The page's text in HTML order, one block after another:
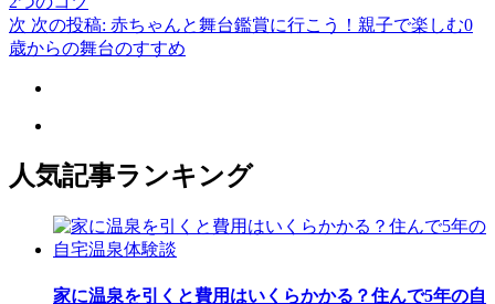
次 次の投稿: 赤ちゃんと舞台鑑賞に行こう！親子で楽しむ0
歳からの舞台のすすめ
人気記事ランキング
家に温泉を引くと費用はいくらかかる？住んで5年の自